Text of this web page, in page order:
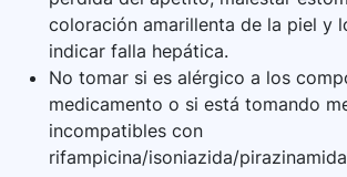
coloración amarillenta de la piel y
indicar falla hepática.
No tomar si es alérgico a los
medicamento o si está tomando
incompatibles con
rifampicina/isoniazida/